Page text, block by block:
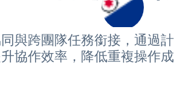
與跨團隊任務銜接，通過計
協作效率，降低重複操作成